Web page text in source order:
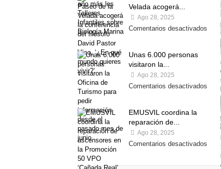
Velada acogerá...
Ago 28, 2025
Comentarios desactivados
Unas 6.000 personas
visitaron la...
Ago 28, 2025
Comentarios desactivados
EMUSVIL coordina la
reparación de...
Ago 28, 2025
Comentarios desactivados